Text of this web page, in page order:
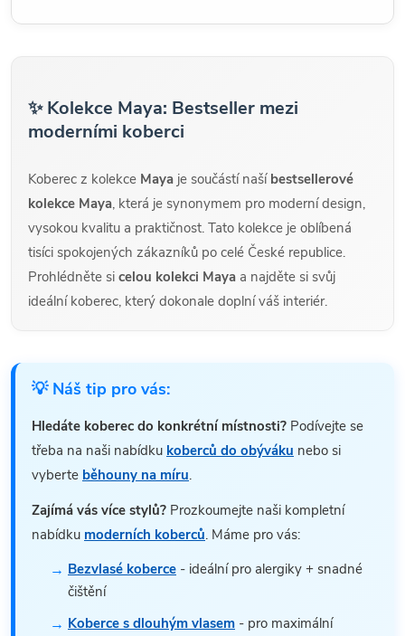
✨ Kolekce Maya: Bestseller mezi
moderními koberci
Koberec z kolekce Maya je součástí naší bestsellerové
kolekce Maya, která je synonymem pro moderní design,
vysokou kvalitu a praktičnost. Tato kolekce je oblíbená
tisíci spokojených zákazníků po celé České republice.
Prohlédněte si celou kolekci Maya a najděte si svůj
ideální koberec, který dokonale doplní váš interiér.
💡 Náš tip pro vás:
Hledáte koberec do konkrétní místnosti? Podívejte se
třeba na naši nabídku koberců do obýváku nebo si
vyberte běhouny na míru.
Zajímá vás více stylů? Prozkoumejte naši kompletní
nabídku moderních koberců. Máme pro vás:
Bezvlasé koberce - ideální pro alergiky + snadné
čištění
Koberce s dlouhým vlasem - pro maximální